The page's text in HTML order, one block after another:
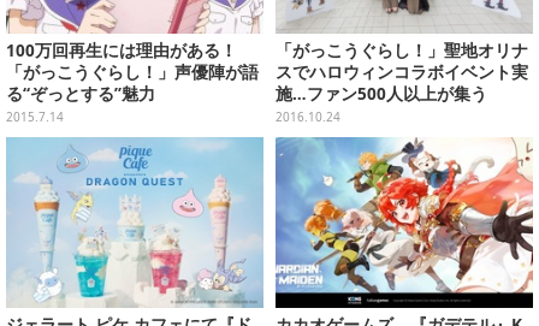
100万回再生には理由がある！
「がっこうぐらし！」声優陣が語
る“ぞっとする”魅力
2015.7.14
「がっこうぐらし！」聖地オリナ
スでハロウィンコラボイベント実
施…ファン500人以上が集う
2016.10.24